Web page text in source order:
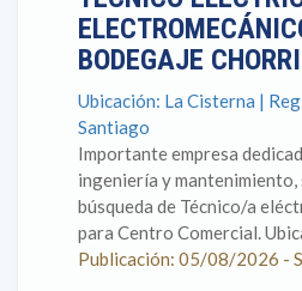
BODEGAJE
Ubicación: La Cisterna |
Santiago
Importante empresa
ingeniería y mantenimiento,
búsqueda de Técnico/a
para Centro Comercial.
Publicación: 05/08/2026 -